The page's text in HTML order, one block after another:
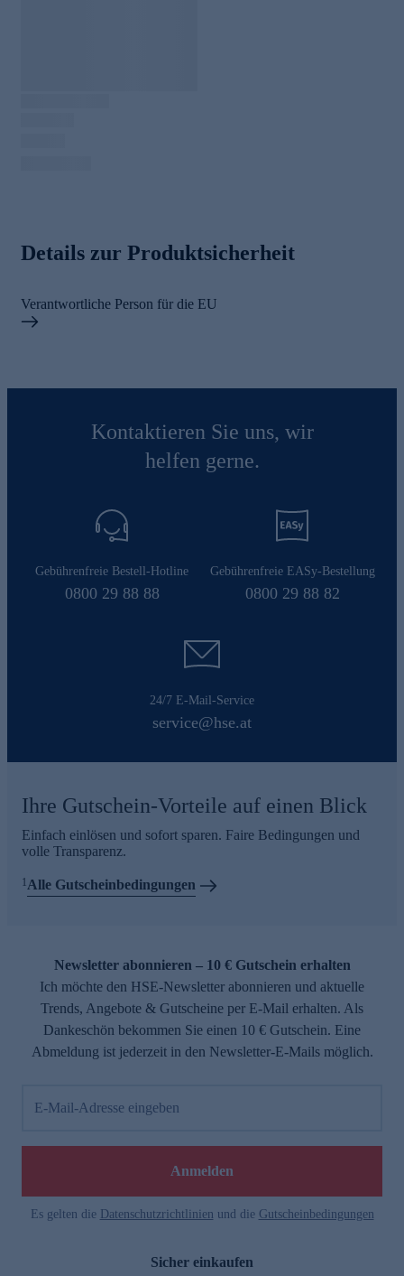
Details zur Produktsicherheit
Verantwortliche Person für die EU
Kontaktieren Sie uns, wir
helfen gerne.
Gebührenfreie Bestell-Hotline
0800 29 88 88
Gebührenfreie EASy-Bestellung
0800 29 88 82
24/7 E-Mail-Service
service@hse.at
Ihre Gutschein-Vorteile auf einen Blick
Einfach einlösen und sofort sparen. Faire Bedingungen und
volle Transparenz.
1 Alle Gutscheinbedingungen
Newsletter abonnieren – 10 € Gutschein erhalten
Ich möchte den HSE-Newsletter abonnieren und aktuelle
Trends, Angebote & Gutscheine per E-Mail erhalten. Als
Dankeschön bekommen Sie einen 10 € Gutschein. Eine
Abmeldung ist jederzeit in den Newsletter-E-Mails möglich.
E-Mail-Adresse eingeben
Anmelden
Es gelten die Datenschutzrichtlinien und die Gutscheinbedingungen
Sicher einkaufen